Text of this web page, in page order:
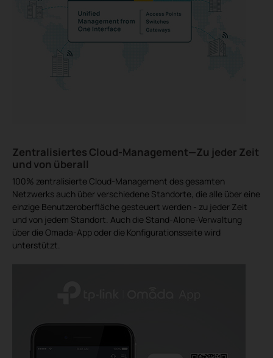
Zentralisiertes Cloud-Management—Zu jeder Zeit
und von überall
100% zentralisierte Cloud-Management des gesamten
Netzwerks auch über verschiedene Standorte, die alle über eine
einzige Benutzeroberfläche gesteuert werden - zu jeder Zeit
und von jedem Standort. Auch die Stand-Alone-Verwaltung
über die Omada-App oder die Konfigurationsseite wird
unterstützt.